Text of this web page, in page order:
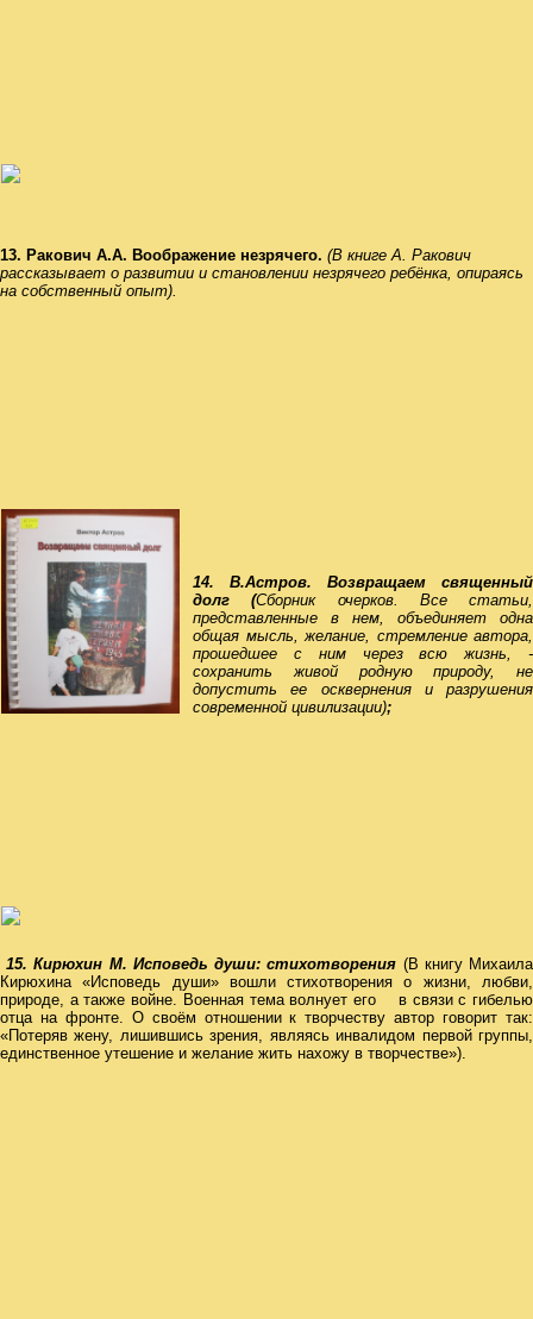
13. Ракович А.А. Воображение незрячего. (В книге А. Ракович
рассказывает о развитии и становлении незрячего ребёнка, опираясь
на собственный опыт).
14. В.Астров. Возвращаем священный
долг (Сборник очерков. Все статьи,
представленные в нем, объединяет одна
общая мысль, желание, стремление автора,
прошедшее с ним через всю жизнь, -
сохранить живой родную природу, не
допустить ее осквернения и разрушения
современной цивилизации);
15. Кирюхин М. Исповедь души: стихотворения (В книгу Михаила
Кирюхина «Исповедь души» вошли стихотворения о жизни, любви,
природе, а также войне. Военная тема волнует его в связи с гибелью
отца на фронте. О своём отношении к творчеству автор говорит так:
«Потеряв жену, лишившись зрения, являясь инвалидом первой группы,
единственное утешение и желание жить нахожу в творчестве»).